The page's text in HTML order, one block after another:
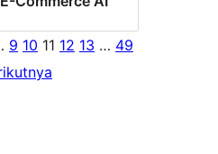
9 10 11 12 13 … 49